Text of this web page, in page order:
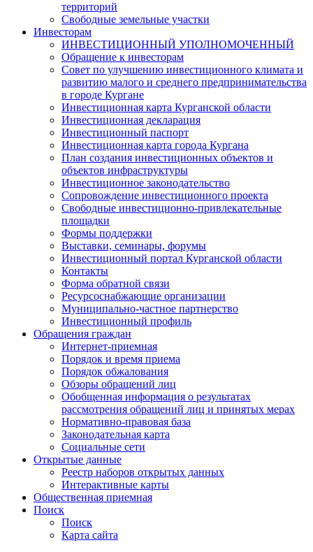
территорий
Свободные земельные участки
Инвесторам
ИНВЕСТИЦИОННЫЙ УПОЛНОМОЧЕННЫЙ
Обращение к инвесторам
Совет по улучшению инвестиционного климата и
развитию малого и среднего предпринимательства
в городе Кургане
Инвестиционная карта Курганской области
Инвестиционная декларация
Инвестиционный паспорт
Инвестиционная карта города Кургана
План создания инвестиционных объектов и
объектов инфраструктуры
Инвестиционное законодательство
Сопровождение инвестиционного проекта
Свободные инвестиционно-привлекательные
площадки
Формы поддержки
Выставки, семинары, форумы
Инвестиционный портал Курганской области
Контакты
Форма обратной связи
Ресурсоснабжающие организации
Муниципально-частное партнерство
Инвестиционный профиль
Обращения граждан
Интернет-приемная
Порядок и время приема
Порядок обжалования
Обзоры обращений лиц
Обобщенная информация о результатах
рассмотрения обращений лиц и принятых мерах
Нормативно-правовая база
Законодательная карта
Социальные сети
Открытые данные
Реестр наборов открытых данных
Интерактивные карты
Общественная приемная
Поиск
Поиск
Карта сайта